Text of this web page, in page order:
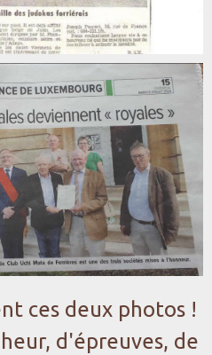
ces deux photos !
d'épreuves, de